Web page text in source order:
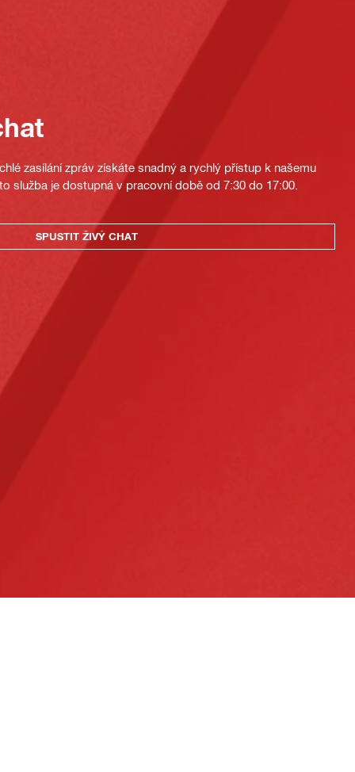
zasílání zpráv získáte snadný a rychlý přístup k našemu
služba je dostupná v pracovní době od 7:30 do 17:00.
SPUSTIT ŽIVÝ CHAT